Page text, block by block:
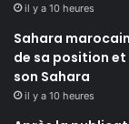
il y a 10 heures
Sahara
de sa position
son Sahara
il y a 10 heures